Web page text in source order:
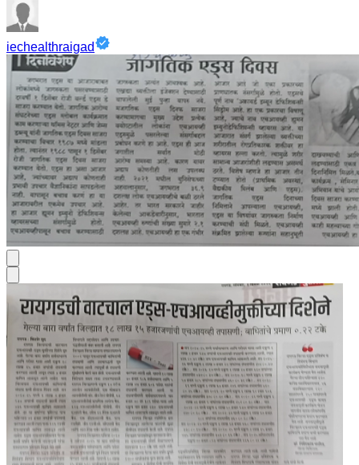
iechealthraigad